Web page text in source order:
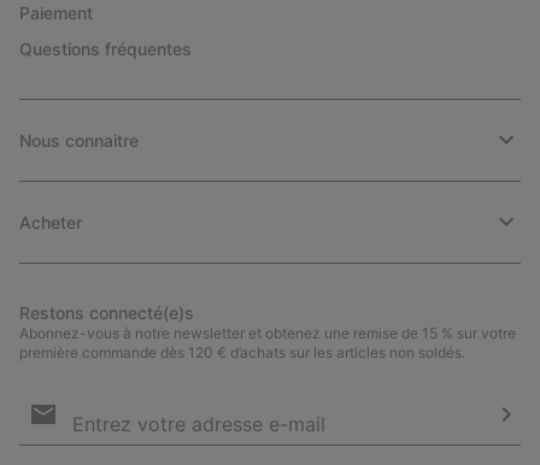
Paiement
Questions fréquentes
Nous connaitre
Acheter
Restons connecté(e)s
Abonnez-vous à notre newsletter et obtenez une remise de 15 % sur votre
première commande dès 120 € d’achats sur les articles non soldés.
par